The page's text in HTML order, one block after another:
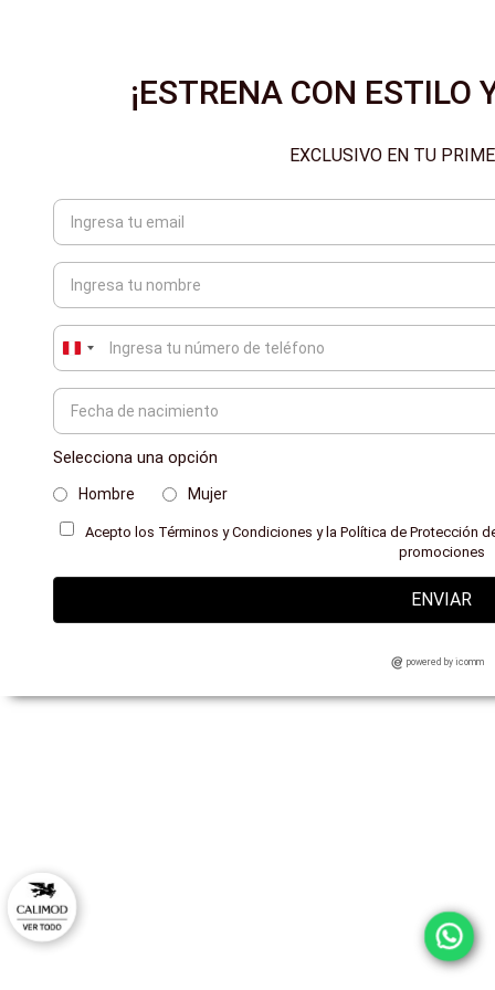
¡ESTRENA CON ESTILO
EXCLUSIVO EN TU
Peru
+51
Selecciona una opción
Hombre Mujer
Acepto los Términos y Condiciones y la Política de Protección
promociones
ENVIAR
powered by icomm